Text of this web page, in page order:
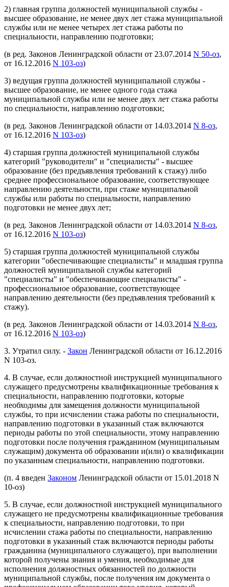
2) главная группа должностей муниципальной службы -
высшее образование, не менее двух лет стажа муниципальной
службы или не менее четырех лет стажа работы по
специальности, направлению подготовки;
(в ред. Законов Ленинградской области от 23.07.2014 N 50-оз,
от 16.12.2016 N 103-оз)
3) ведущая группа должностей муниципальной службы -
высшее образование, не менее одного года стажа
муниципальной службы или не менее двух лет стажа работы
по специальности, направлению подготовки;
(в ред. Законов Ленинградской области от 14.03.2014 N 8-оз,
от 16.12.2016 N 103-оз)
4) старшая группа должностей муниципальной службы
категорий "руководители" и "специалисты" - высшее
образование (без предъявления требований к стажу) либо
среднее профессиональное образование, соответствующее
направлению деятельности, при стаже муниципальной
службы или работы по специальности, направлению
подготовки не менее двух лет;
(в ред. Законов Ленинградской области от 14.03.2014 N 8-оз,
от 16.12.2016 N 103-оз)
5) старшая группа должностей муниципальной службы
категории "обеспечивающие специалисты" и младшая группа
должностей муниципальной службы категорий
"специалисты" и "обеспечивающие специалисты" -
профессиональное образование, соответствующее
направлению деятельности (без предъявления требований к
стажу).
(в ред. Законов Ленинградской области от 14.03.2014 N 8-оз,
от 16.12.2016 N 103-оз)
3. Утратил силу. - Закон Ленинградской области от 16.12.2016
N 103-оз.
4. В случае, если должностной инструкцией муниципального
служащего предусмотрены квалификационные требования к
специальности, направлению подготовки, которые
необходимы для замещения должности муниципальной
службы, то при исчислении стажа работы по специальности,
направлению подготовки в указанный стаж включаются
периоды работы по этой специальности, этому направлению
подготовки после получения гражданином (муниципальным
служащим) документа об образовании и(или) о квалификации
по указанным специальности, направлению подготовки.
(п. 4 введен Законом Ленинградской области от 15.01.2018 N
10-оз)
5. В случае, если должностной инструкцией муниципального
служащего не предусмотрены квалификационные требования
к специальности, направлению подготовки, то при
исчислении стажа работы по специальности, направлению
подготовки в указанный стаж включаются периоды работы
гражданина (муниципального служащего), при выполнении
которой получены знания и умения, необходимые для
исполнения должностных обязанностей по должности
муниципальной службы, после получения им документа о